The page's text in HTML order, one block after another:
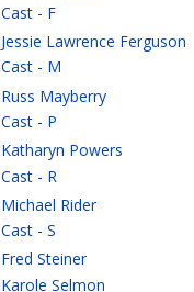
Cast - F
Jessie Lawrence Ferguson
Cast - M
Russ Mayberry
Cast - P
Katharyn Powers
Cast - R
Michael Rider
Cast - S
Fred Steiner
Karole Selmon